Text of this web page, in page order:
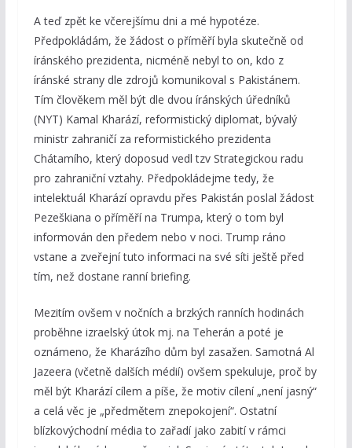
A teď zpět ke včerejšímu dni a mé hypotéze.
Předpokládám, že žádost o příměří byla skutečně od
íránského prezidenta, nicméně nebyl to on, kdo z
íránské strany dle zdrojů komunikoval s Pakistánem.
Tím člověkem měl být dle dvou íránských úředníků
(NYT) Kamal Kharází, reformistický diplomat, bývalý
ministr zahraničí za reformistického prezidenta
Chátamího, který doposud vedl tzv Strategickou radu
pro zahraniční vztahy. Předpokládejme tedy, že
intelektuál Kharází opravdu přes Pakistán poslal žádost
Pezeškiana o příměří na Trumpa, který o tom byl
informován den předem nebo v noci. Trump ráno
vstane a zveřejní tuto informaci na své síti ještě před
tím, než dostane ranní briefing.
Mezitím ovšem v nočních a brzkých ranních hodinách
proběhne izraelský útok mj. na Teherán a poté je
oznámeno, že Kharázího dům byl zasažen. Samotná Al
Jazeera (včetně dalších médií) ovšem spekuluje, proč by
měl být Kharází cílem a píše, že motiv cílení „není jasný“
a celá věc je „předmětem znepokojení“. Ostatní
blízkovýchodní média to zařadí jako zabití v rámci